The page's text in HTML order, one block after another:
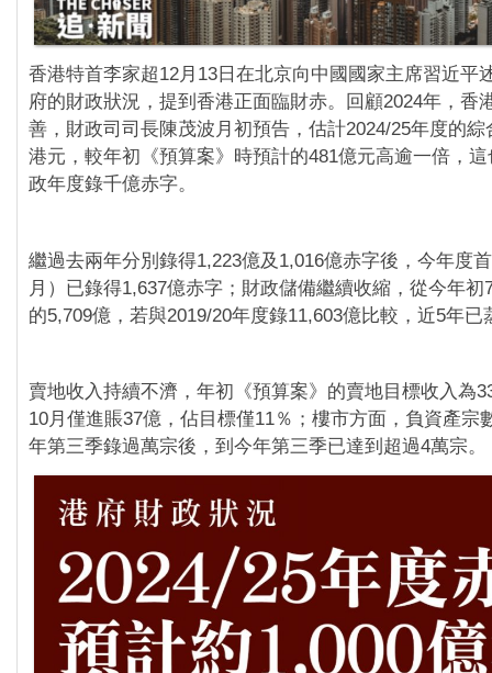
香港特首李家超12月13日在北京向中國國家主席習近平
府的財政狀況，提到香港正面臨財赤。回顧2024年，香
善，財政司司長陳茂波月初預告，估計2024/25年度的綜
港元，較年初《預算案》時預計的481億元高逾一倍，
政年度錄千億赤字。
繼過去兩年分別錄得1,223億及1,016億赤字後，今年度
月）已錄得1,637億赤字；財政儲備繼續收縮，從今年初
的5,709億，若與2019/20年度錄11,603億比較，近5年已
賣地收入持續不濟，年初《預算案》的賣地目標收入為
10月僅進賬37億，佔目標僅11％；樓市方面，負資產宗
年第三季錄過萬宗後，到今年第三季已達到超過4萬宗。